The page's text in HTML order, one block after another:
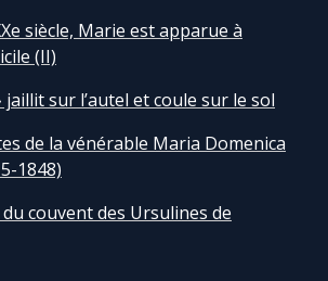
siècle, Marie est apparue à
(II)
jaillit sur l’autel et coule sur le sol
de la vénérable Maria Domenica
1848)
couvent des Ursulines de